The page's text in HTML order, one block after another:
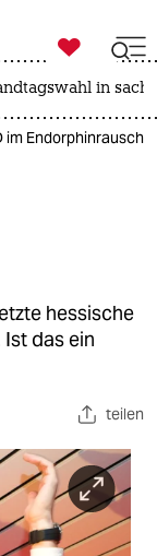

taz zahl ich
in
im Endorphinrausch
hessische
das ein
teilen